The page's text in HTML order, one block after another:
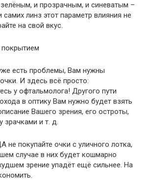
и прозрачным, и синеватым –
самих линз этот параметр влияния не
на свой вкус.
есть проблемы, Вам нужны
И здесь всё просто:
у офтальмолога! Другого пути
в оптику Вам нужно будет взять
Вашего зрения, его остроты,
зрачками и т. д.
покупайте очки с уличного лотка,
случае в них будет кошмарно
зрение упадёт ещё сильнее. На